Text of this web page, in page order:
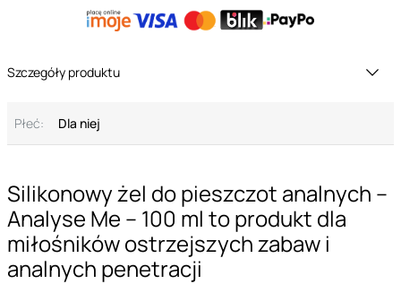
Silikonowy żel do pieszczot analnych –
Analyse Me – 100 ml to produkt dla
miłośników ostrzejszych zabaw i
analnych penetracji
Szczegóły produktu
Płeć: Dla niej